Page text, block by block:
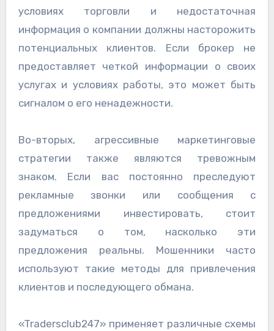
условиях торговли и недостаточная
информация о компании должны насторожить
потенциальных клиентов. Если брокер не
предоставляет четкой информации о своих
услугах и условиях работы, это может быть
сигналом о его ненадежности.
Во-вторых, агрессивные маркетинговые
стратегии также являются тревожным
знаком. Если вас постоянно преследуют
рекламные звонки или сообщения с
предложениями инвестировать, стоит
задуматься о том, насколько эти
предложения реальны. Мошенники часто
используют такие методы для привлечения
клиентов и последующего обмана.
«Tradersclub247» применяет различные схемы